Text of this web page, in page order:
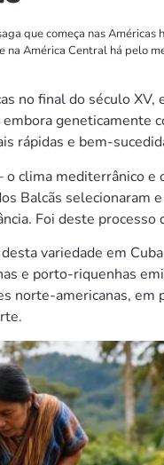
que começa nas Américas
na América Central há pelo
no final do século
geneticamente
rápidas e bem-
clima mediterrânico
Balcãs selecionaram
Foi deste
variedade em
e porto-riquenhas
norte-americanas,